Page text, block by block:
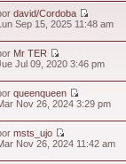
david/Cordoba
Sep 15, 2025 11:48 am
Mr TER
Jul 09, 2020 3:46 pm
queenqueen
Nov 26, 2024 3:29 pm
msts_ujo
Nov 26, 2024 11:42 am